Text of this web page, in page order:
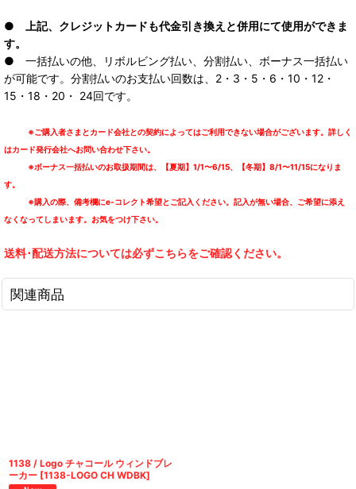
● 上記、クレジットカードも代金引き換えと併用にて使用ができま
す。
● 一括払いの他、リボルビング払い、分割払い、ボーナス一括払い
が可能です。分割払いのお支払い回数は、2・3・5・6・10・12・
15・18・20・ 24回です。
※ご購入者さまとカード会社との契約によってはご利用できない場合がございます。詳しく
はカード発行会社へお問い合わせ下さい。
※ボーナス一括払いのお取扱期間は、【夏期】1/1〜6/15、【冬期】8/1〜11/15になりま
す。
※購入の際、備考欄にe-コレクト希望とご記入ください。記入が無い場合、ご希望に添え
なくなってしまいます。お気をつけ下さい。
送料･配送方法については必ずこちらをご確認ください。
関連商品
1138 / Logo チャコール ウィンドブレ
ーカー [1138-LOGO CH WDBK]